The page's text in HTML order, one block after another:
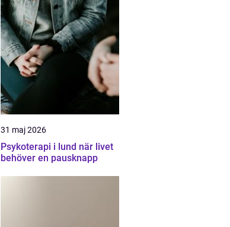
31 maj 2026
Psykoterapi i lund när livet
behöver en pausknapp